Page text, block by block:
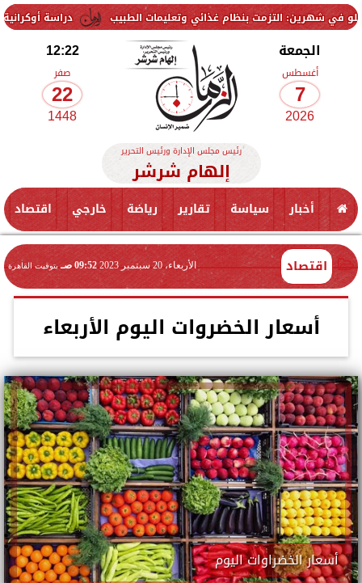
دراسة أوكرانية تثير الجدل.. رصد أكثر من 20 جسمًا غامضًا قرب القمر
الجمعة
أغسطس
7
2026
12:22
صفر
22
1448
رئيس مجلس الإدارة ورئيس التحرير
إلهام شرشر
أخبار سياسة تقارير رياضة خارجي اقتصاد
اقتصاد الأربعاء، 20 سبتمبر 2023 09:52 صـ بتوقيت القاهرة
أسعار الخضروات اليوم الأربعاء
أسعار الخضراوات اليوم